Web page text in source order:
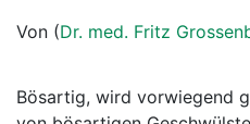
Untersuchungen
News
Von (Dr. med. Fritz
Bösartig, wird vorwiegend